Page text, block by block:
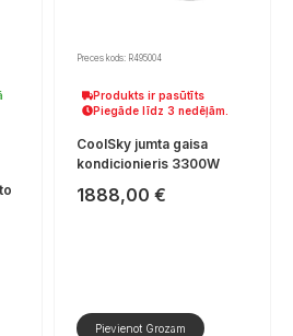
Preces kods: R495004
Produkts ir pasūtīts
Piegāde līdz 3 nedēļām.
CoolSky jumta gaisa
kondicionieris 3300W
1888,00 €
Pievienot Grozam